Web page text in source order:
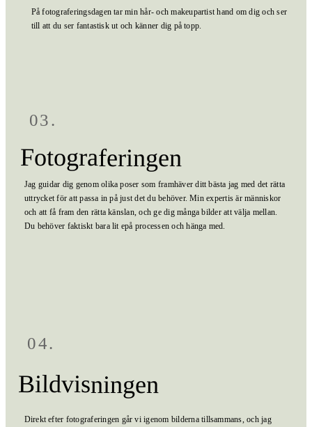
På fotograferingsdagen tar min hår- och makeupartist hand om dig och ser
till att du ser fantastisk ut och känner dig på topp.
04.
03.
Bildvisningen
Fotograferingen
Jag guidar dig genom olika poser som framhäver ditt bästa jag med det rätta
uttrycket för att passa in på just det du behöver. Min expertis är människor
och att få fram den rätta känslan, och ge dig många bilder att välja mellan.
Du behöver faktiskt bara lit epå processen och hänga med.
Direkt efter fotograferingen går vi igenom bilderna tillsammans, och jag